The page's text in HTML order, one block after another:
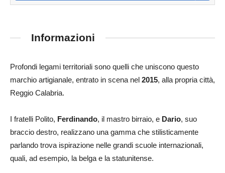
Informazioni
Profondi legami territoriali sono quelli che uniscono questo
marchio artigianale, entrato in scena nel 2015, alla propria città,
Reggio Calabria.
I fratelli Polito, Ferdinando, il mastro birraio, e Dario, suo
braccio destro, realizzano una gamma che stilisticamente
parlando trova ispirazione nelle grandi scuole internazionali,
quali, ad esempio, la belga e la statunitense.